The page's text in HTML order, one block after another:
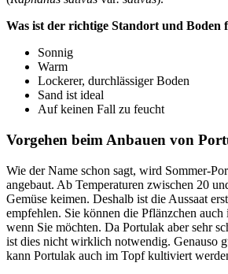
Was ist der richtige Standort und Boden
Sonnig
Warm
Lockerer, durchlässiger Boden
Sand ist ideal
Auf keinen Fall zu feucht
Vorgehen beim Anbauen von
Wie der Name schon sagt, wird Sommer-
angebaut. Ab Temperaturen zwischen 20
Gemüse keimen. Deshalb ist die Aussaat
empfehlen. Sie können die Pflänzchen
wenn Sie möchten. Da Portulak aber sehr
ist dies nicht wirklich notwendig. Genauso
kann Portulak auch im Topf kultiviert